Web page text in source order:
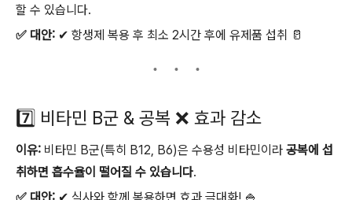
할 수 있습니다.
✅ 대안: ✔ 항생제 복용 후 최소 2시간 후에 유제품 섭취 🥛
7️⃣ 비타민 B군 & 공복 ❌ 효과 감소
이유: 비타민 B군(특히 B12, B6)은 수용성 비타민이라 공복에 섭
취하면 흡수율이 떨어질 수 있습니다.